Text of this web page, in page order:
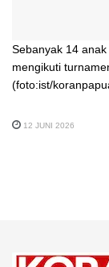
Sebanyak 14
mengikuti
(foto:ist/
12 JUNI 2026